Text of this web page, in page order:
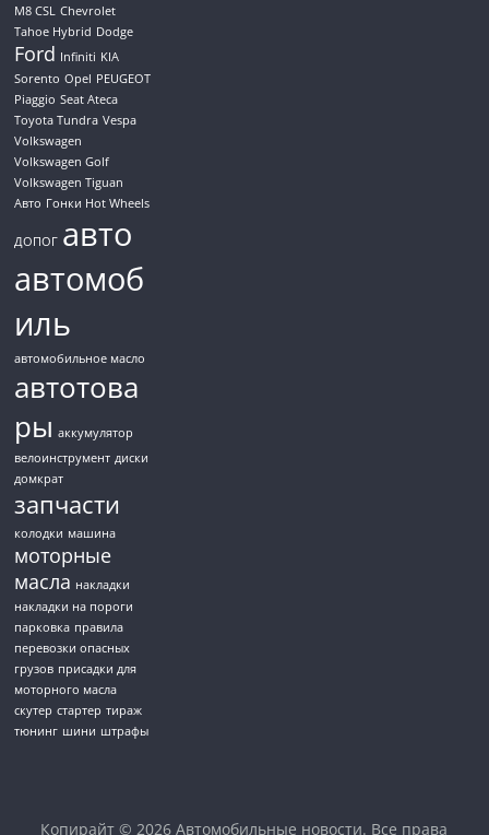
M8 CSL Chevrolet
Tahoe Hybrid Dodge
Ford Infiniti KIA
Sorento Opel PEUGEOT
Piaggio Seat Ateca
Toyota Tundra Vespa
Volkswagen
Volkswagen Golf
Volkswagen Tiguan
Авто Гонки Hot Wheels
ДОПОГ авто
автомоб
иль
автомобильное масло
автотова
ры аккумулятор
велоинструмент диски
домкрат
запчасти
колодки машина
моторные
масла накладки
накладки на пороги
парковка правила
перевозки опасных
грузов присадки для
моторного масла
скутер стартер тираж
тюнинг шини штрафы
Копирайт © 2026Автомобильные новости. Все права